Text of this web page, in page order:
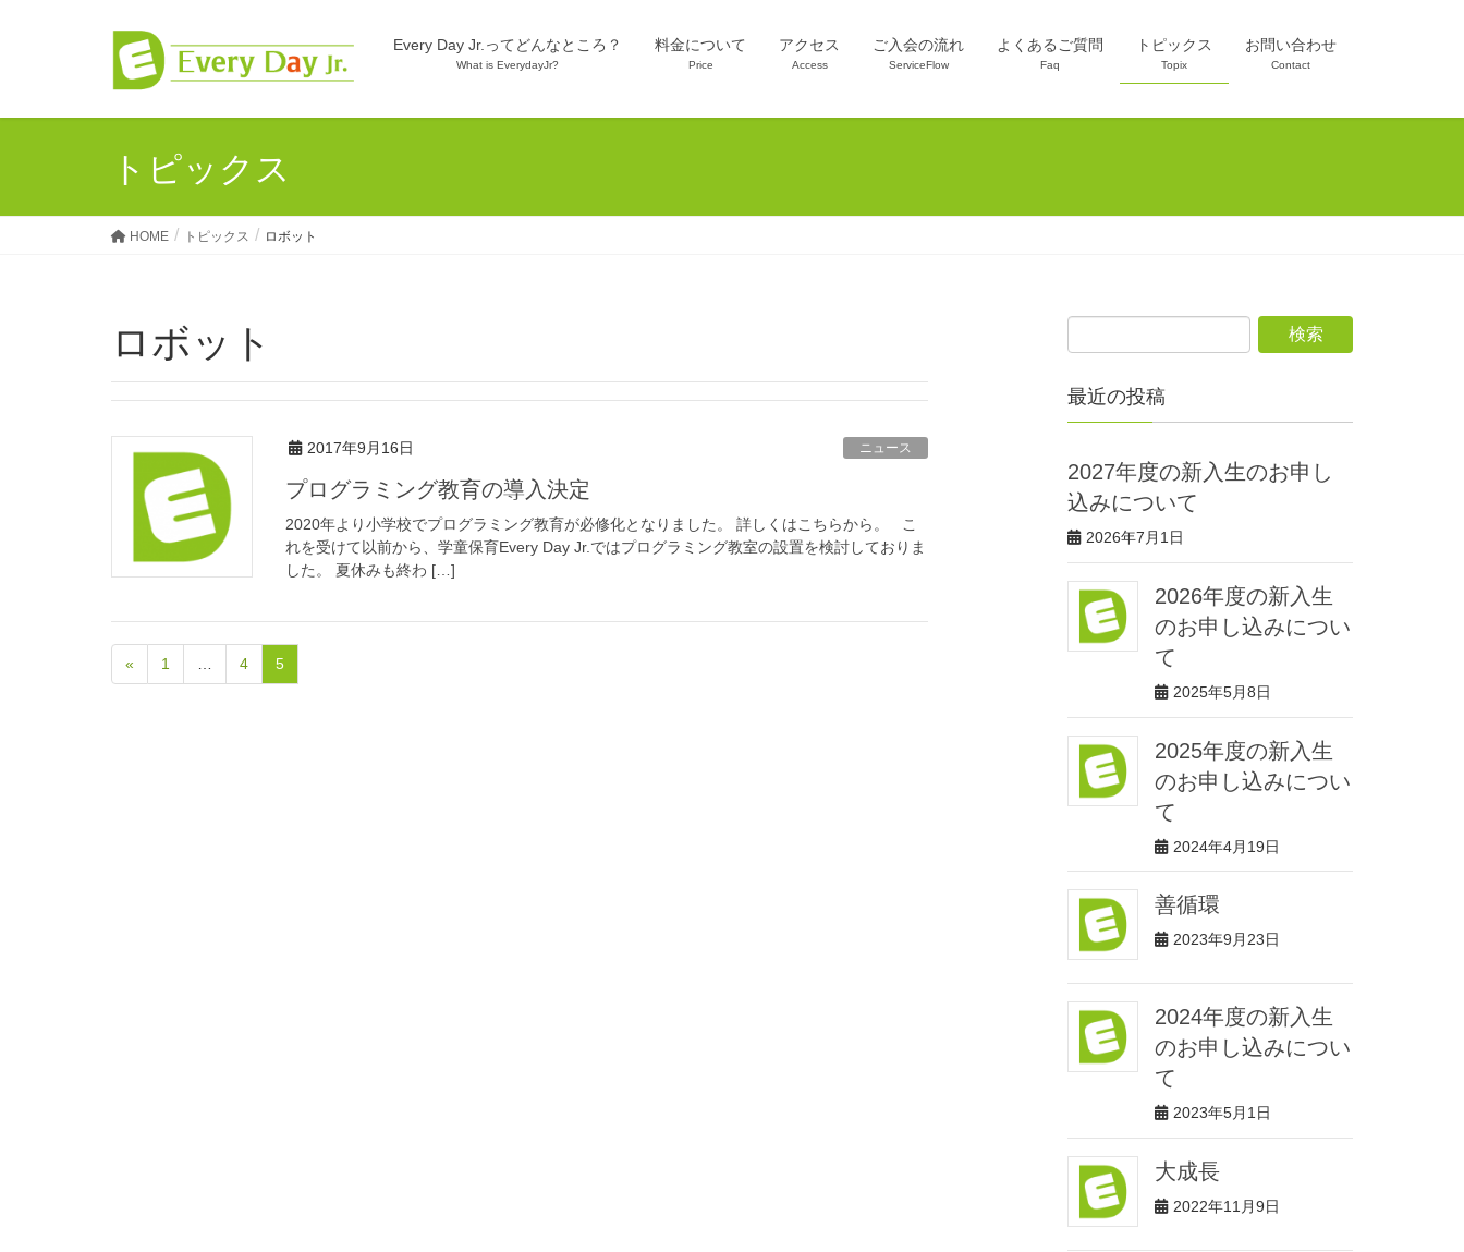
Every Day Jr.ってどんなところ？
What is EverydayJr?
料金について
Price
アクセス
Access
ご入会の流れ
ServiceFlow
よくあるご質問
Faq
トピックス
Topix
お問い合わせ
Contact
トピックス
HOME トピックス ロボット
ロボット
2017年9月16日 ニュース
プログラミング教育の導入決定
2020年より小学校でプログラミング教育が必修化となりました。 詳しくはこちらから。 こ
れを受けて以前から、学童保育Every Day Jr.ではプログラミング教室の設置を検討しておりま
した。 夏休みも終わ […]
« 1 4 5
最近の投稿
2027年度の新入生のお申し
込みについて
2026年7月1日
2026年度の新入生
のお申し込みについ
て
2025年5月8日
2025年度の新入生
のお申し込みについ
て
2024年4月19日
善循環
2023年9月23日
2024年度の新入生
のお申し込みについ
て
2023年5月1日
大成長
2022年11月9日